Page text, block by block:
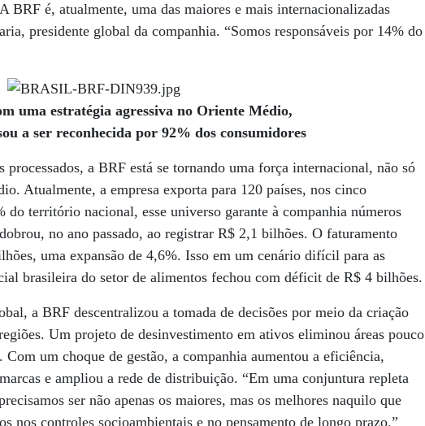
BRF é, atualmente, uma das maiores e mais internacionalizadas
presidente global da companhia. “Somos responsáveis por 14% do
uma estratégia agressiva no Oriente Médio,
a ser reconhecida por 92% dos consumidores
a BRF está se tornando uma força internacional, não só
Atualmente, a empresa exporta para 120 países, nos cinco
do território nacional, esse universo garante à companhia números
no ano passado, ao registrar R$ 2,1 bilhões. O faturamento
uma expansão de 4,6%. Isso em um cenário difícil para as
brasileira do setor de alimentos fechou com déficit de R$ 4 bilhões.
a BRF descentralizou a tomada de decisões por meio da criação
Um projeto de desinvestimento em ativos eliminou áreas pouco
um choque de gestão, a companhia aumentou a eficiência,
e ampliou a rede de distribuição. “Em uma conjuntura repleta
ser não apenas os maiores, mas os melhores naquilo que
nos controles socioambientais e no pensamento de longo prazo.”